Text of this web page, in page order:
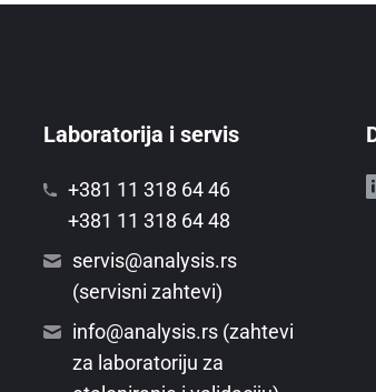
Laboratorija i servis
+381 11 318 64 46
+381 11 318 64 48
servis@analysis.rs
(servisni zahtevi)
info@analysis.rs (zahtevi
za laboratoriju za